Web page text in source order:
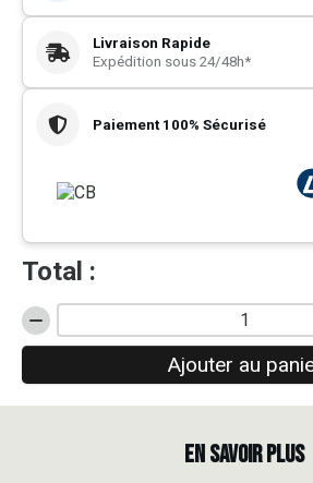
Livraison Rapide
Expédition sous 24/48h*
Paiement 100% Sécurisé
Total :
quantité
de
Motocross
Ajouter au
EN SAVOIR PLUS